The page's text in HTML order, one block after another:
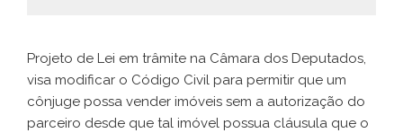
Projeto de Lei em trâmite na Câmara dos Deputados,
visa modificar o Código Civil para permitir que um
cônjuge possa vender imóveis sem a autorização do
parceiro desde que tal imóvel possua cláusula que o